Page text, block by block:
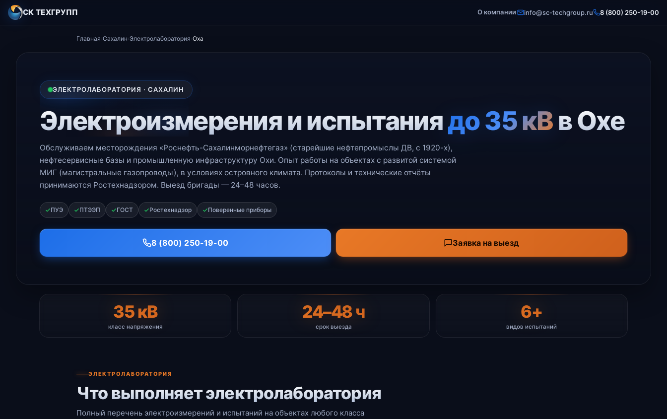
СК ТЕХГРУПП О компании info@sc-techgroup.ru 8 (800) 250-19-00
Главная›Сахалин›Электролаборатория›Оха
ЭЛЕКТРОЛАБОРАТОРИЯ · САХАЛИН
Электроизмерения и испытаниядо 35 кВв Охе
Обслуживаем месторождения «Роснефть-Сахалинморнефтегаз» (старейшие нефтепромыслы ДВ, с 1920-х),
нефтесервисные базы и промышленную инфраструктуру Охи. Опыт работы на объектах с развитой системой
МИГ (магистральные газопроводы), в условиях островного климата. Протоколы и технические отчёты
принимаются Ростехнадзором. Выезд бригады — 24–48 часов.
ПУЭ ПТЭЭП ГОСТ Ростехнадзор Поверенные приборы
8 (800) 250-19-00 Заявка на выезд
35 кВ
класс напряжения
24–48 ч
срок выезда
6+
видов испытаний
ЭЛЕКТРОЛАБОРАТОРИЯ
Что выполняет электролаборатория
Полный перечень электроизмерений и испытаний на объектах любого класса